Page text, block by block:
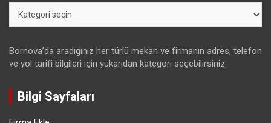
Bornova’da aradığınız her türlü mekan ve firmanın adres, telefon
ve yol tarifi bilgileri için yukarıdan kategori seçebilirsiniz.
Bilgi Sayfaları